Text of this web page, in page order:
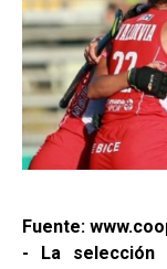
Fuente:
- La selección